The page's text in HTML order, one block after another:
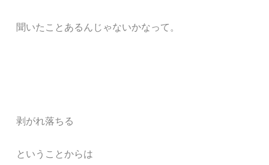
聞いたことあるんじゃないかなって。
剥がれ落ちる
ということからは